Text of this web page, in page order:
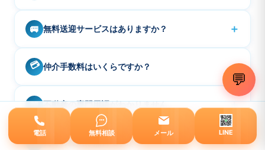
います。
い合わせ下さい。
🚐 無料送迎サービスはありますか？ ＋
予約制）がございます。詳しくは下部「無料送迎案内」
セクションをご覧ください。近隣のご自宅へ直接送迎も
ご相談ください。
💳 仲介手数料はいくらですか？ ＋
売買は売買価格の3%+6万×消費税。賃貸は賃料の1ヶ月
分×消費税となります。割引は対応しておりませんが、一
部他社で見られる他の項目で結局は通常より追加でかか
る費用、除菌抗菌代、引越し会社の指定などもございま
📖 不動産の専門用語がわかりません。 ＋
A サイト内の「不動産用語集」で、よく使われる「200種類
の専門用語」をわかりやすく解説しています。記事中の
売却の査定は無料ですか？ ＋
電話 無料相談 メール LINE
💬